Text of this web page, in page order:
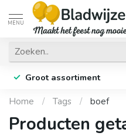
MENU
Groot assortiment
Home / Tags / boef
Producten